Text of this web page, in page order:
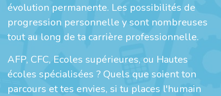
évolution permanente. Les possibilités de
progression personnelle y sont nombreuses
tout au long de ta carrière professionnelle.
AFP, CFC, Ecoles supérieures, ou Hautes
écoles spécialisées ? Quels que soient ton
parcours et tes envies, si tu places l'humain